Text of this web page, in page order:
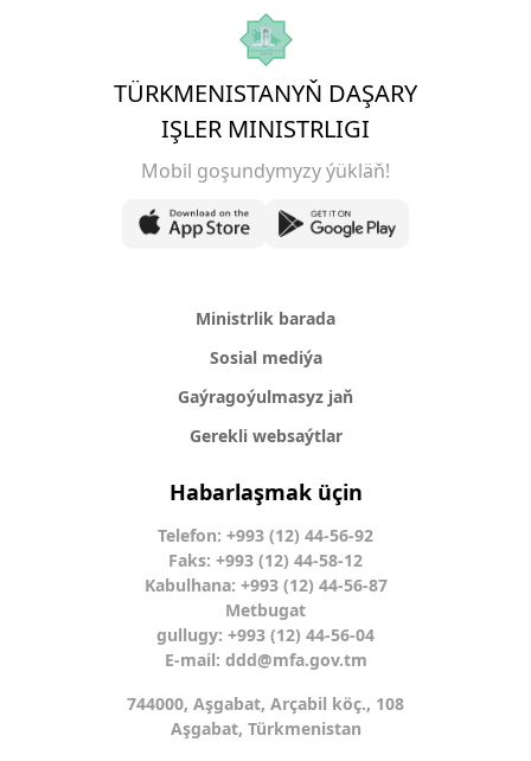
TÜRKMENISTANYŇ DAŞARY
IŞLER MINISTRLIGI
Mobil goşundymyzy ýükläň!
Ministrlik barada
Sosial mediýa
Gaýragoýulmasyz jaň
Gerekli websaýtlar
Habarlaşmak üçin
Telefon: +993 (12) 44-56-92
Faks: +993 (12) 44-58-12
Kabulhana: +993 (12) 44-56-87
Metbugat
gullugy: +993 (12) 44-56-04
E-mail: ddd@mfa.gov.tm
744000, Aşgabat, Arçabil köç., 108
Aşgabat, Türkmenistan